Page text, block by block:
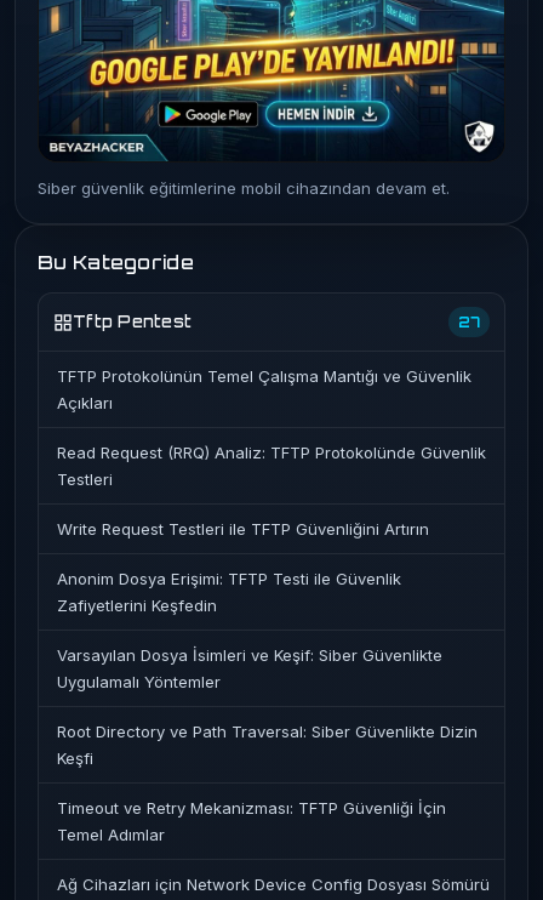
Siber güvenlik eğitimlerine mobil cihazından devam et.
Bu Kategoride
Tftp Pentest 27
TFTP Protokolünün Temel Çalışma Mantığı ve Güvenlik
Açıkları
Read Request (RRQ) Analiz: TFTP Protokolünde Güvenlik
Testleri
Write Request Testleri ile TFTP Güvenliğini Artırın
Anonim Dosya Erişimi: TFTP Testi ile Güvenlik
Zafiyetlerini Keşfedin
Varsayılan Dosya İsimleri ve Keşif: Siber Güvenlikte
Uygulamalı Yöntemler
Root Directory ve Path Traversal: Siber Güvenlikte Dizin
Keşfi
Timeout ve Retry Mekanizması: TFTP Güvenliği İçin
Temel Adımlar
Ağ Cihazları için Network Device Config Dosyası Sömürü